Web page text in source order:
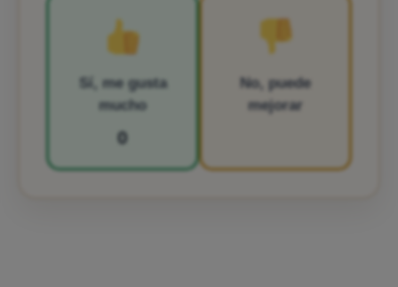
Sí, me gusta
mucho
0
No, puede
mejorar